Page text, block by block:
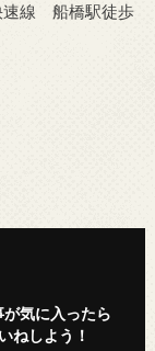
速線 船橋駅徒歩
が気に入ったら
ねしよう！